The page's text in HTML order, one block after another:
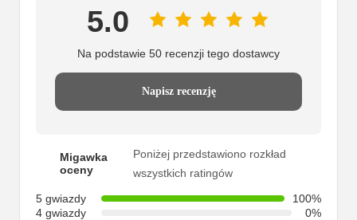
5.0
Na podstawie 50 recenzji tego dostawcy
Napisz recenzję
Migawka
oceny
Poniżej przedstawiono rozkład
wszystkich ratingów
5 gwiazdy
100%
4 gwiazdy
0%